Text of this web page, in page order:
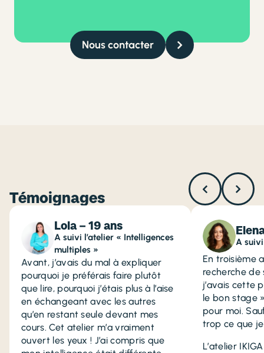
Nous contacter
Témoignages
Lola – 19 ans
A suivi l’atelier « Intelligences
multiples »
Avant, j’avais du mal à expliquer
pourquoi je préférais faire plutôt
que lire, pourquoi j’étais plus à l’aise
en échangeant avec les autres
qu’en restant seule devant mes
cours. Cet atelier m’a vraiment
ouvert les yeux ! J’ai compris que
A
En troisième
recherche de
j’avais cette
le bon stage
pour moi.
trop ce que
L’atelier